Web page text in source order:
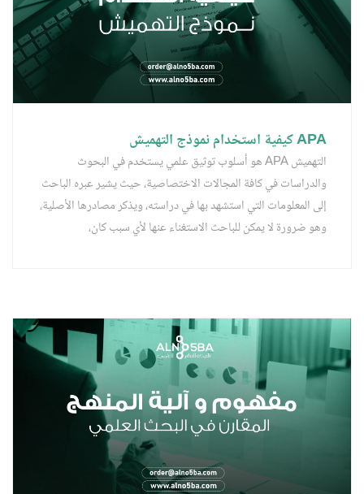
APA كيفية استخدام نموذج التهميش
التهميش APA هو أسلوب توثيق علمي يستخدم في البحوث
والدراسات في كافة المجالات الاختصاصية، حيث يشير عبره الباحث
إلى المعلومات التي استشهد بها في دراسته، ويذكر مصادرها الأصلية،
وهو ضرورة لا يمكن للباحث الاستغناء عنها لأي سبب كان،